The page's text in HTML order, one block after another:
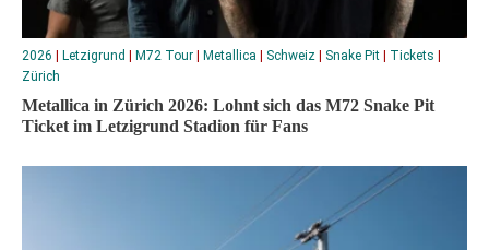
2026 | Letzigrund | M72 Tour | Metallica | Schweiz | Snake Pit | Tickets |
Zürich
Metallica in Zürich 2026: Lohnt sich das M72 Snake Pit
Ticket im Letzigrund Stadion für Fans